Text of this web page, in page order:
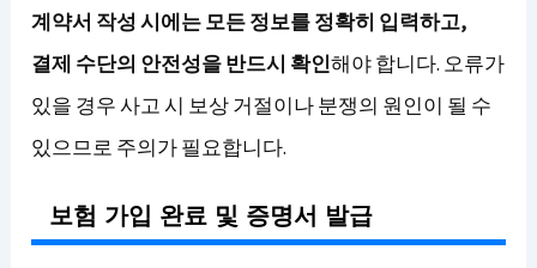
계약서 작성 시에는 모든 정보를 정확히 입력하고,
결제 수단의 안전성을 반드시 확인해야 합니다. 오류가
있을 경우 사고 시 보상 거절이나 분쟁의 원인이 될 수
있으므로 주의가 필요합니다.
보험 가입 완료 및 증명서 발급